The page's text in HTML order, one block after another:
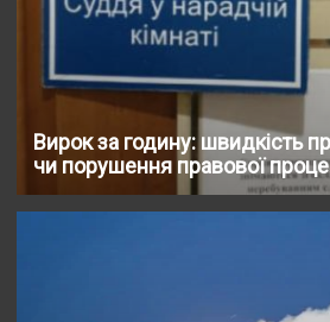
Вирок за годину: швидкість
чи порушення правової